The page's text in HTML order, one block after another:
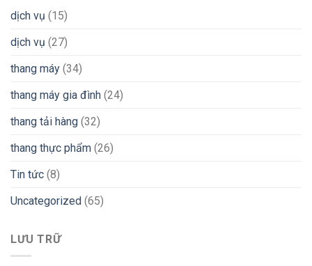
dịch vụ (15)
dịch vụ (27)
thang máy (34)
thang máy gia đình (24)
thang tải hàng (32)
thang thực phẩm (26)
Tin tức (8)
Uncategorized (65)
LƯU TRỮ